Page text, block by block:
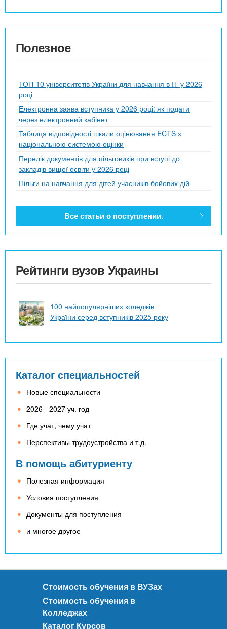
Полезное
ТОП-10 університетів України для навчання в ІТ у 2026
році
Електронна заява вступника у 2026 році: як подати
через електронний кабінет
Таблиця відповідності шкали оцінювання ECTS з
національною системою оцінки
Перелік документів для пільговиків при вступі до
закладів вищої освіти у 2026 році
Пільги на навчання для дітей учасників бойових дій
Все статьи о поступлении.
Рейтинги вузов Украины
100 найпопулярніших коледжів
України серед вступників 2025 року
Каталог специальностей
Новые специальности
2026 - 2027 уч. год
Где учат, чему учат
Перспективы трудоустройства и т.д.
В помощь абитуриенту
Полезная информация
Условия поступления
Документы для поступления
и многое другое
Стоимость обучения в ВУЗах
Стоимость обучения в
Колледжах
Каталог Курсов